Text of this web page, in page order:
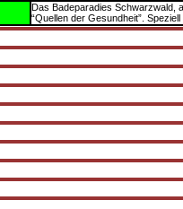
Das Badeparadies Schwarzwald,
“Quellen der Gesundheit”.